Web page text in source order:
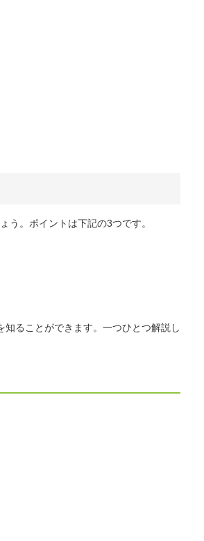
う。ポイントは下記の3つです。
知ることができます。一つひとつ解説し